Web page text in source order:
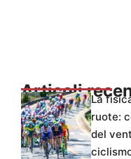
Articoli
La
ruote:
del